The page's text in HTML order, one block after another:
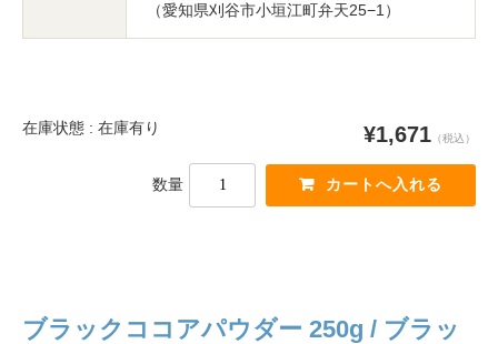
（愛知県刈谷市小垣江町弁天25−1）
在庫状態 : 在庫有り ¥1,671 （税込）
数量
ブラックココアパウダー 250g / ブラッ